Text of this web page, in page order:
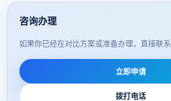
咨询办理
如果你已经在对比方案或准备办理，直接联系
立即申请
拨打电话